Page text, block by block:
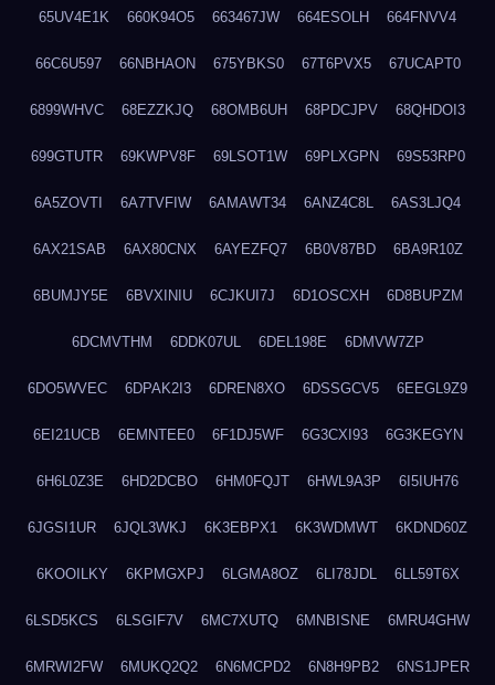
65UV4E1K 660K94O5 663467JW 664ESOLH 664FNVV4
66C6U597 66NBHAON 675YBKS0 67T6PVX5 67UCAPT0
6899WHVC 68EZZKJQ 68OMB6UH 68PDCJPV 68QHDOI3
699GTUTR 69KWPV8F 69LSOT1W 69PLXGPN 69S53RP0
6A5ZOVTI 6A7TVFIW 6AMAWT34 6ANZ4C8L 6AS3LJQ4
6AX21SAB 6AX80CNX 6AYEZFQ7 6B0V87BD 6BA9R10Z
6BUMJY5E 6BVXINIU 6CJKUI7J 6D1OSCXH 6D8BUPZM
6DCMVTHM 6DDK07UL 6DEL198E 6DMVW7ZP
6DO5WVEC 6DPAK2I3 6DREN8XO 6DSSGCV5 6EEGL9Z9
6EI21UCB 6EMNTEE0 6F1DJ5WF 6G3CXI93 6G3KEGYN
6H6L0Z3E 6HD2DCBO 6HM0FQJT 6HWL9A3P 6I5IUH76
6JGSI1UR 6JQL3WKJ 6K3EBPX1 6K3WDMWT 6KDND60Z
6KOOILKY 6KPMGXPJ 6LGMA8OZ 6LI78JDL 6LL59T6X
6LSD5KCS 6LSGIF7V 6MC7XUTQ 6MNBISNE 6MRU4GHW
6MRWI2FW 6MUKQ2Q2 6N6MCPD2 6N8H9PB2 6NS1JPER